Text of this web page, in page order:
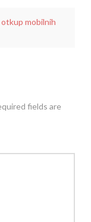
otkup mobilnih
fields are